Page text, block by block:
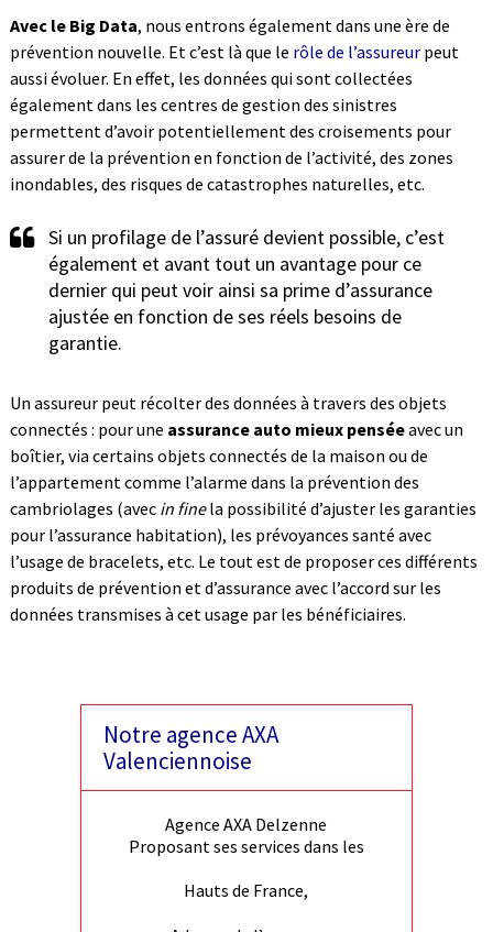
Avec le Big Data, nous entrons également dans une ère de
prévention nouvelle. Et c’est là que le rôle de l’assureurpeut
aussi évoluer. En effet, les données qui sont collectées
également dans les centres de gestion des sinistres
permettent d’avoir potentiellement des croisements pour
assurer de la prévention en fonction de l’activité, des zones
inondables, des risques de catastrophes naturelles, etc.
Si un profilage de l’assuré devient possible, c’est
également et avant tout un avantage pour ce
dernier qui peut voir ainsi sa prime d’assurance
ajustée en fonction de ses réels besoins de
garantie.
Un assureur peut récolter des données à travers des objets
connectés : pour une assurance auto mieux penséeavec un
boîtier, via certains objets connectés de la maison ou de
l’appartement comme l’alarme dans la prévention des
cambriolages (avec in finela possibilité d’ajuster les garanties
pour l’assurance habitation), les prévoyances santé avec
l’usage de bracelets, etc. Le tout est de proposer ces différents
produits de prévention et d’assurance avec l’accord sur les
données transmises à cet usage par les bénéficiaires.
Notre agence AXA
Valenciennoise
Agence AXA Delzenne
Proposant ses services dans les
Hauts de France,